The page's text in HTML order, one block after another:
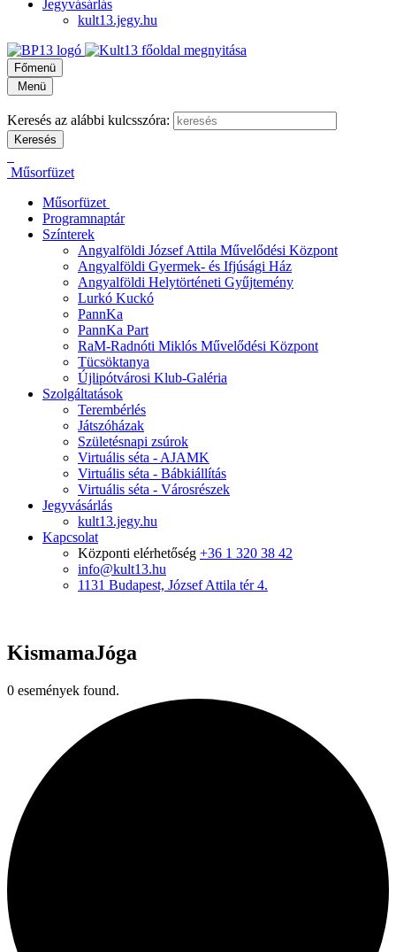
Jegyvásárlás
kult13.jegy.hu
Főmenü
Menü
Keresés az alábbi kulcsszóra:
Műsorfüzet
Műsorfüzet
Programnaptár
Színterek
Angyalföldi József Attila Művelődési Központ
Angyalföldi Gyermek- és Ifjúsági Ház
Angyalföldi Helytörténeti Gyűjtemény
Lurkó Kuckó
PannKa
PannKa Part
RaM-Radnóti Miklós Művelődési Központ
Tücsöktanya
Újlipótvárosi Klub-Galéria
Szolgáltatások
Terembérlés
Játszóházak
Születésnapi zsúrok
Virtuális séta - AJAMK
Virtuális séta - Bábkiállítás
Virtuális séta - Városrészek
Jegyvásárlás
kult13.jegy.hu
Kapcsolat
Központi elérhetőség +36 1 320 38 42
info@kult13.hu
1131 Budapest, József Attila tér 4.
KismamaJóga
0 események found.